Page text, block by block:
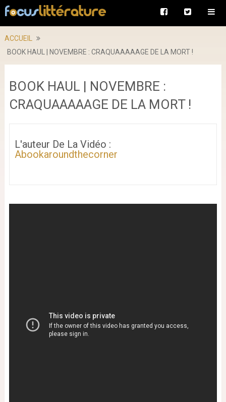
ACCUEIL
BOOK HAUL | NOVEMBRE : CRAQUAAAAAGE DE LA MORT !
BOOK HAUL | NOVEMBRE :
CRAQUAAAAAGE DE LA MORT !
L'auteur De La Vidéo :
Abookaroundthecorner